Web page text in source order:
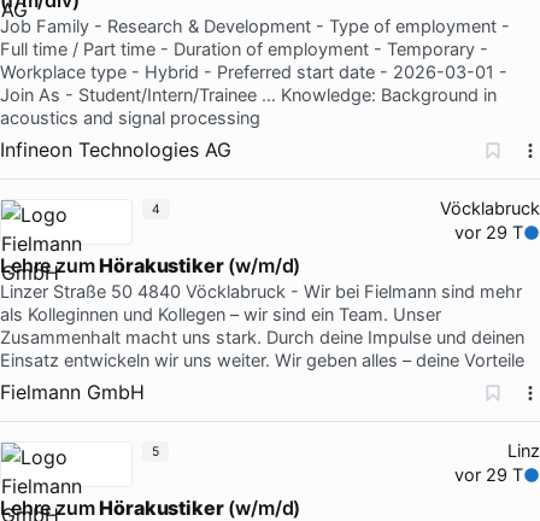
Job Family - Research & Development - Type of employment -
Full time / Part time - Duration of employment - Temporary -
Workplace type - Hybrid - Preferred start date - 2026-03-01 -
Join As - Student/Intern/Trainee … Knowledge: Background in
acoustics and signal processing
Infineon Technologies AG
Vöcklabruck
vor 29 T
Lehre zumHörakustiker(w/m/d)
Linzer Straße 50 4840 Vöcklabruck - Wir bei Fielmann sind mehr
als Kolleginnen und Kollegen – wir sind ein Team. Unser
Zusammenhalt macht uns stark. Durch deine Impulse und deinen
Einsatz entwickeln wir uns weiter. Wir geben alles – deine Vorteile
Fielmann GmbH
4
Linz
vor 29 T
Lehre zumHörakustiker(w/m/d)
5